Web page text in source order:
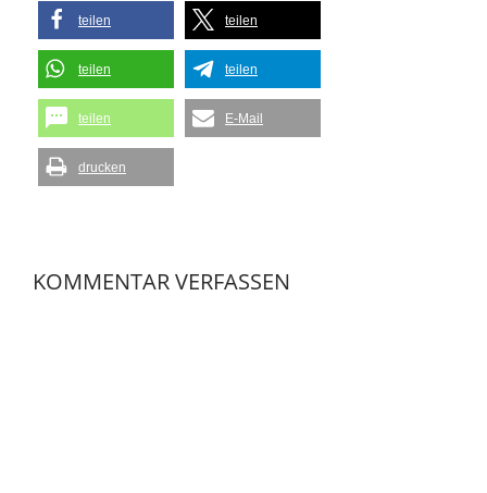
teilen teilen
teilen teilen
teilen E-Mail
drucken
KOMMENTAR VERFASSEN